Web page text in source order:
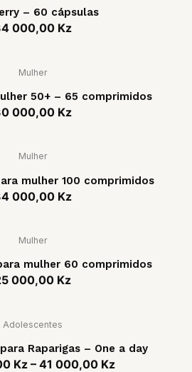
– 60 cápsulas
000,00 Kz
Mulher
50+ – 65 comprimidos
000,00 Kz
Mulher
mulher 100 comprimidos
000,00 Kz
Mulher
mulher 60 comprimidos
000,00 Kz
Adolescentes
Raparigas – One a day
Kz– 41 000,00 Kz